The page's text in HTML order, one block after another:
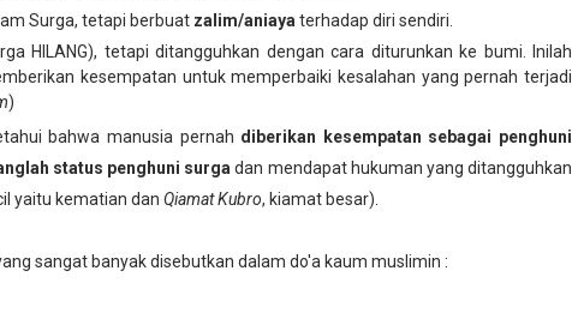
Surga, tetapi berbuat zalim/aniaya terhadap diri sendiri.
HILANG), tetapi ditangguhkan dengan cara diturunkan ke bumi. Inilah
kesempatan untuk memperbaiki kesalahan yang pernah terjadi
)
bahwa manusia pernah diberikan kesempatan sebagai penghuni
status penghuni surga dan mendapat hukuman yang ditangguhkan
yaitu kematian dan Qiamat Kubro, kiamat besar).
sangat banyak disebutkan dalam do'a kaum muslimin :